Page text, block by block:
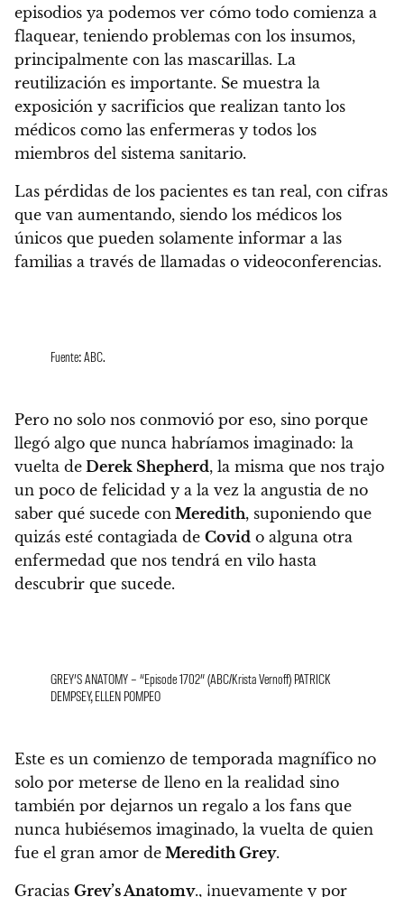
episodios ya podemos ver cómo todo comienza a
flaquear, teniendo problemas con los insumos,
principalmente con las mascarillas. La
reutilización es importante. Se muestra la
exposición y sacrificios que realizan tanto los
médicos como las enfermeras y todos los
miembros del sistema sanitario.
Las pérdidas de los pacientes es tan real, con cifras
que van aumentando, siendo los médicos los
únicos que pueden solamente informar a las
familias a través de llamadas o videoconferencias.
Fuente: ABC.
Pero no solo nos conmovió por eso, sino porque
llegó algo que nunca habríamos imaginado: la
vuelta de Derek Shepherd, la misma que nos trajo
un poco de felicidad y a la vez la angustia de no
saber qué sucede con Meredith, suponiendo que
quizás esté contagiada de Covid o alguna otra
enfermedad que nos tendrá en vilo hasta
descubrir que sucede.
GREY’S ANATOMY – “Episode 1702” (ABC/Krista Vernoff) PATRICK
DEMPSEY, ELLEN POMPEO
Este es un comienzo de temporada magnífico no
solo por meterse de lleno en la realidad sino
también por dejarnos un regalo a los fans que
nunca hubiésemos imaginado, la vuelta de quien
fue el gran amor de Meredith Grey.
Gracias Grey’s Anatomy., ¡nuevamente y por